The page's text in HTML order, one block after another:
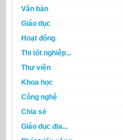
Văn bản
Giáo dục
Hoạt động
Thi tốt nghiệp...
Thư viện
Khoa học
Công nghệ
Chia sẻ
Giáo dục địa...